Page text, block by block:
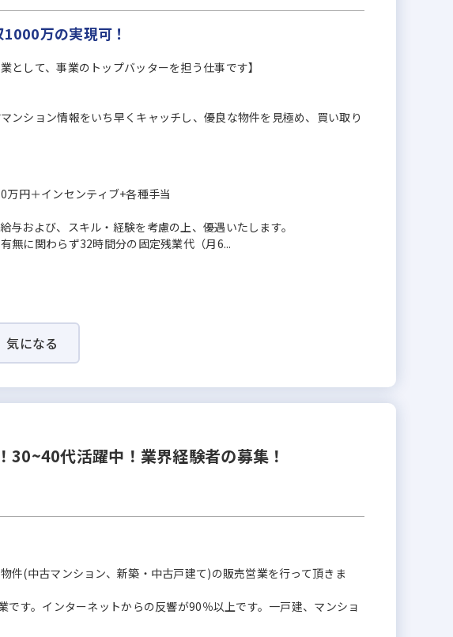
万の実現可！
として、事業のトップバッターを担う仕事です】
ンション情報をいち早くキャッチし、優良な物件を見極め、買い取り
円＋インセンティブ+各種手当
与および、スキル・経験を考慮の上、優遇いたします。
無に関わらず32時間分の固定残業代（月6...
気になる
代活躍中！業界経験者の募集！
件(中古マンション、新築・中古戸建て)の販売営業を行って頂きま
です。インターネットからの反響が90％以上です。一戸建、マンショ